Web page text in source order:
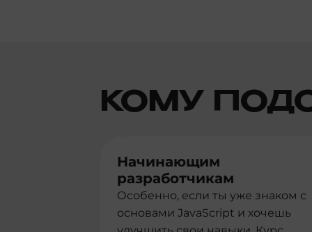
КОМУ
Начинающим
разработчикам
Особенно, если ты уже знаком с
основами JavaScript и хочешь